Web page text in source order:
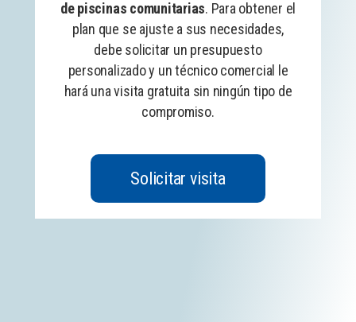
de piscinas comunitarias. Para obtener el
plan que se ajuste a sus necesidades,
debe solicitar un presupuesto
personalizado y un técnico comercial le
hará una visita gratuita sin ningún tipo de
compromiso.
Solicitar visita